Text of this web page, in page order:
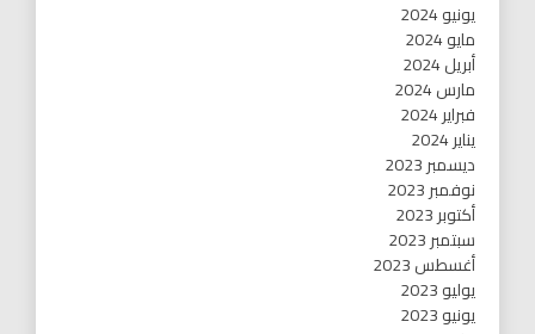
يونيو 2024
مايو 2024
أبريل 2024
مارس 2024
فبراير 2024
يناير 2024
ديسمبر 2023
نوفمبر 2023
أكتوبر 2023
سبتمبر 2023
أغسطس 2023
يوليو 2023
يونيو 2023